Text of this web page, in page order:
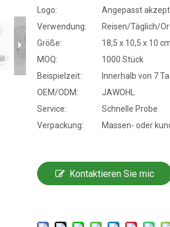
Logo:
Angepasst
Verwendung:
Reisen/Täglich/
Größe:
18,5 x 10,5 x 10
MOQ:
1000 Stück
Beispielzeit:
Innerhalb von 7
OEM/ODM:
JAWOHL
Service:
Schnelle Probe
Verpackung:
Massen- oder
Kontaktieren Sie mic